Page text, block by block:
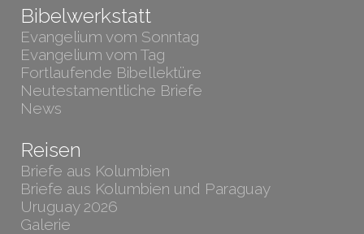
Bibelwerkstatt
Evangelium vom Sonntag
Evangelium vom Tag
Fortlaufende Bibellektüre
Neutestamentliche Briefe
News
Reisen
Briefe aus Kolumbien
Briefe aus Kolumbien und Paraguay
Uruguay 2026
Galerie